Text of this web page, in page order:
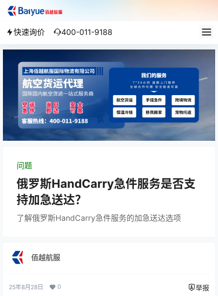
快速询价 400-011-9188
问题
俄罗斯HandCarry急件服务是否支
持加急送达？
了解俄罗斯HandCarry急件服务的加急送达选项
佰越航服
25年8月28日 0 举报